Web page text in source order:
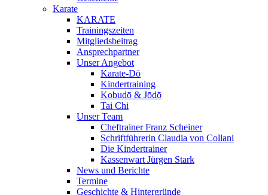
Karate
KARATE
Trainingszeiten
Mitgliedsbeitrag
Ansprechpartner
Unser Angebot
Karate-Dō
Kindertraining
Kobudō & Jōdō
Tai Chi
Unser Team
Cheftrainer Franz Scheiner
Schriftführerin Claudia von Collani
Die Kindertrainer
Kassenwart Jürgen Stark
News und Berichte
Termine
Geschichte & Hintergründe